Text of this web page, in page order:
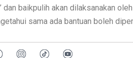
dan baikpulih akan dilaksanakan
sama ada bantuan boleh